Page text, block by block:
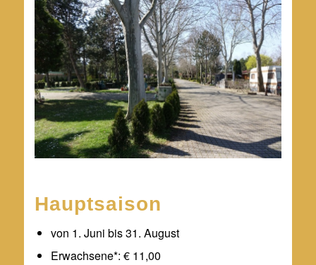
Hauptsaison
von 1. Juni bis 31. August
Erwachsene*: € 11,00